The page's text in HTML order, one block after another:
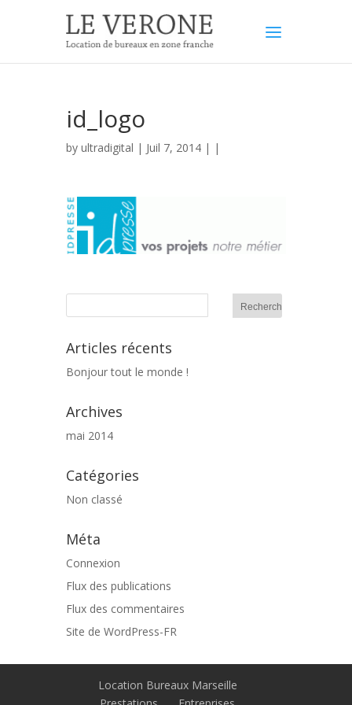
id_logo
by ultradigital | Juil 7, 2014 | |
Articles récents
Bonjour tout le monde !
Archives
mai 2014
Catégories
Non classé
Méta
Connexion
Flux des publications
Flux des commentaires
Site de WordPress-FR
Location Bureaux Marseille